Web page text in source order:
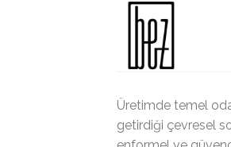
Üretimde temel
getirdiği çevresel